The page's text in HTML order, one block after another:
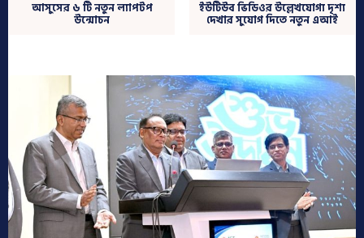
আসুসের ৬ টি নতুন ল্যাপটপ
উন্মোচন
ইউটিউব ভিডিওর উল্লেখযোগ্য দৃশ্য
দেখার সুযোগ দিতে নতুন এআই